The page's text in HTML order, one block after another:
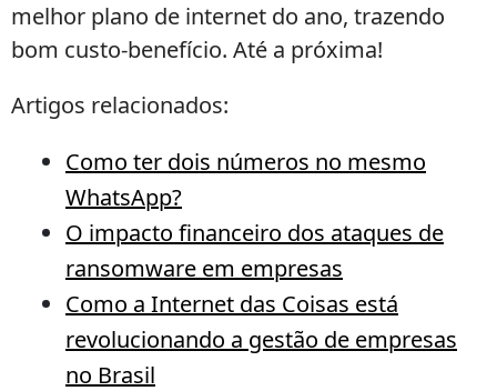
melhor plano de internet do ano, trazendo
bom custo-benefício. Até a próxima!
Artigos relacionados:
Como ter dois números no mesmo
WhatsApp?
O impacto financeiro dos ataques de
ransomware em empresas
Como a Internet das Coisas está
revolucionando a gestão de empresas
no Brasil